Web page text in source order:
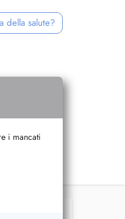
della salute?
i mancati